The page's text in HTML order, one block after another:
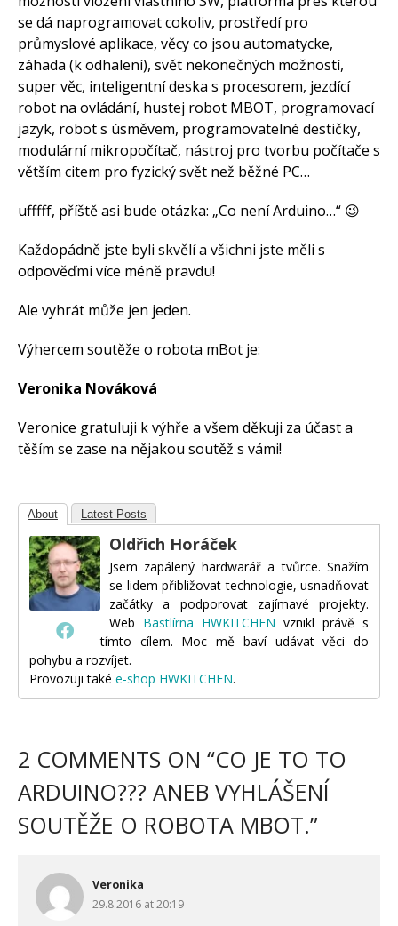
se dá naprogramovat cokoliv, prostředí pro
průmyslové aplikace, věcy co jsou automatycke,
záhada (k odhalení), svět nekonečných možností,
super věc, inteligentní deska s procesorem, jezdící
robot na ovládání, hustej robot MBOT, programovací
jazyk, robot s úsměvem, programovatelné destičky,
modulární mikropočítač, nástroj pro tvorbu počítače s
větším citem pro fyzický svět než běžné PC…
ufffff, příště asi bude otázka: „Co není Arduino…“ 😉
Každopádně jste byli skvělí a všichni jste měli s
odpověďmi více méně pravdu!
Ale vyhrát může jen jeden.
Výhercem soutěže o robota mBot je:
Veronika Nováková
Veronice gratuluji k výhře a všem děkuji za účast a
těším se zase na nějakou soutěž s vámi!
About Latest Posts
Oldřich Horáček
Jsem zapálený hardwarář a tvůrce. Snažím
se lidem přibližovat technologie, usnadňovat
začátky a podporovat zajímavé projekty.
Web Bastlírna HWKITCHEN vznikl právě s
tímto cílem. Moc mě baví udávat věci do
pohybu a rozvíjet.
Provozuji také e-shop HWKITCHEN.
2 COMMENTS ON “CO JE TO TO
ARDUINO??? ANEB VYHLÁŠENÍ
SOUTĚŽE O ROBOTA MBOT.”
Veronika
29.8.2016 at 20:19